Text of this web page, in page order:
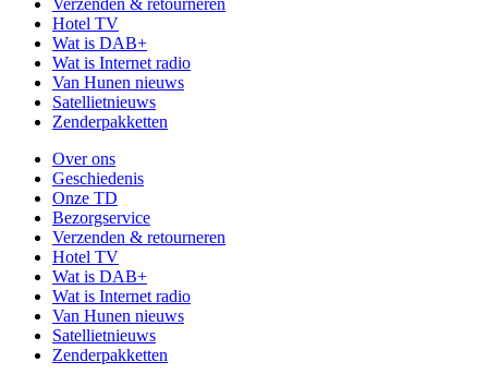
Verzenden & retourneren
Hotel TV
Wat is DAB+
Wat is Internet radio
Van Hunen nieuws
Satellietnieuws
Zenderpakketten
Over ons
Geschiedenis
Onze TD
Bezorgservice
Verzenden & retourneren
Hotel TV
Wat is DAB+
Wat is Internet radio
Van Hunen nieuws
Satellietnieuws
Zenderpakketten